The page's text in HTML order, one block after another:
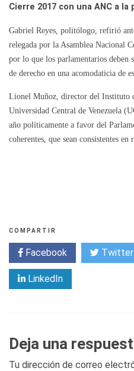
Cierre 2017 con una ANC a la
Gabriel Reyes, politólogo, refirió
relegada por la Asamblea Nacional
por lo que los parlamentarios deben
de derecho en una acomodaticia de
Lionel Muñoz, director del Instituto
Universidad Central de Venezuela
año políticamente a favor del
coherentes, que sean consistentes en
COMPARTIR
Facebook Twitter
LinkedIn
Deja una
Tu dirección de correo